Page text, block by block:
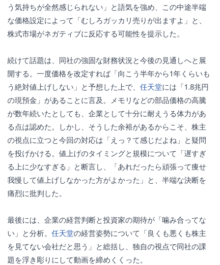
う気持ちが全然感じられない」と語気を強め、この中途半端
な価格設定によって「むしろガッカリ売りが出ますよ」と、
株式市場がネガティブに反応する可能性を提示した。
続けて話題は、同社の強固な財務状況と今後の見通しへと展
開する。一度価格を改定すれば「向こう半年から1年くらいも
う絶対値上げしない」と予想した上で、 任天堂には「1.8兆円
の現預金」があることに言及。メモリなどの部品価格の高騰
が数年続いたとしても、企業として十分に耐えうる体力があ
る点は認めた。しかし、そうした余裕があるからこそ、株主
の視点に立つと今回の対応は「えっ？て感じだよね」と疑問
を投げかける。値上げのタイミングと規模について「遅すぎ
る上に少なすぎる」と断言し、「あれだったら頑張って痩せ
我慢して値上げしなかった方がよかった」と、半端な決断を
痛烈に批判した。
最後には、企業の経営判断と投資家の期待が「噛み合ってな
い」と分析。 任天堂の経営姿勢について「良くも悪くも株主
を見てない会社だと思う」と総括し、独自の視点で同社の課
題を浮き彫りにして動画を締めくくった。